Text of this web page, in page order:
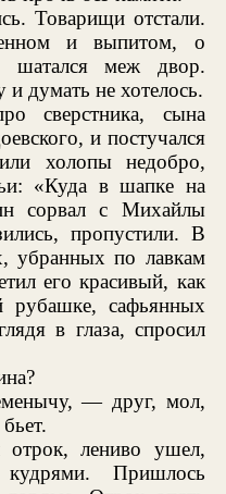
Товарищи отстали.
и выпитом, о
шатался меж двор.
и думать не хотелось.
сверстника, сына
и постучался
холопы недобро,
«Куда в шапке на
сорвал с Михайлы
пропустили. В
убранных по лавкам
его красивый, как
рубашке, сафьянных
в глаза, спросил
— друг, мол,
лениво ушел,
Пришлось